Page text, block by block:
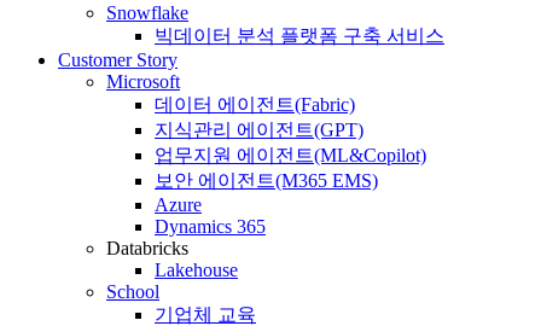
Snowflake
빅데이터 분석 플랫폼 구축 서비스
Customer Story
Microsoft
데이터 에이전트(Fabric)
지식관리 에이전트(GPT)
업무지원 에이전트(ML&Copilot)
보안 에이전트(M365 EMS)
Azure
Dynamics 365
Databricks
Lakehouse
School
기업체 교육